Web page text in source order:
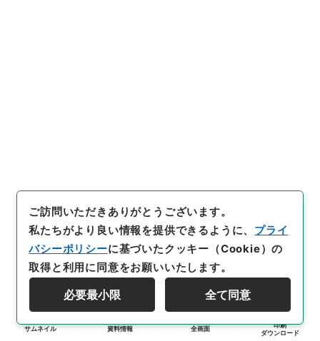
サムネイル 資料情報 全画面
印刷
ダウンロード
ご訪問いただきありがとうございます。
私たちがより良い情報を提供できるように、 プライ
バシーポリシーに基づいたクッキー（Cookie）の
取得と利用に同意をお願いいたします。
必要最小限 全て同意